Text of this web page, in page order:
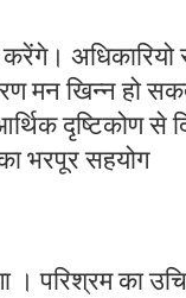
अधिकारियो
मन खिन्न हो
दृष्टिकोण से
भरपूर सहयोग
। परिश्रम का